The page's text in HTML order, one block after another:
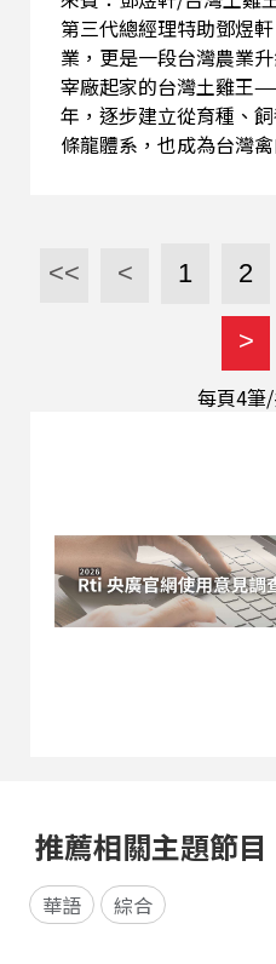
第三代總經理特助鄧煜
業，更是一段台灣農業
宰廠起家的台灣土雞王
年，逐步建立從育種、
條龍體系，也成為台灣禽肉
土雞、帕修斯雞等高端
對土雞的想像，也讓雞
質與風味的精品食材。 此外，凱馨自1995年開始
外銷日本，之後更進軍
的一條龍模式協助海外
整品種，符合不同國家
責任。 節目最後，鄧煜軒特助也將分享接班與長輩
的溝通與討論，以及如
向的新方向。
<< < 1 2
>
每頁4筆
推薦相關主題節目
華語 綜合